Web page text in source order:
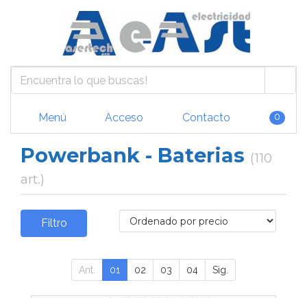
Menú Acceso Contacto 0
Powerbank - Baterias (110
art.)
Filtro
Ant. 01 02 03 04 Sig.